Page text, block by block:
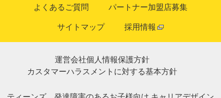
よくあるご質問 パートナー加盟店募集
サイトマップ 採用情報
運営会社個人情報保護方針
カスタマーハラスメントに対する基本方針